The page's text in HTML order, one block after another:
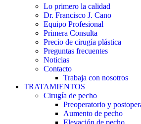
Lo primero la calidad
Dr. Francisco J. Cano
Equipo Profesional
Primera Consulta
Precio de cirugía plástica
Preguntas frecuentes
Noticias
Contacto
Trabaja con nosotros
TRATAMIENTOS
Cirugía de pecho
Preoperatorio y
Aumento de pecho
Elevación de pecho